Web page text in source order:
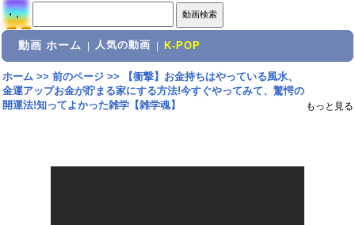
動画 ホーム 人気の動画 K-POP
ホーム>> 前のページ>>
【衝撃】お金持ちはやっている風水、
金運アップお金が貯まる家にする方法!今すぐやってみて、驚愕の
開運法!知ってよかった雑学【雑学魂】
もっと見る